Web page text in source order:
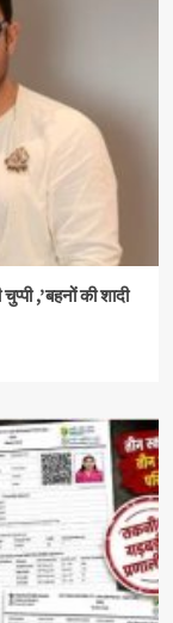
,’बहनों की शादी